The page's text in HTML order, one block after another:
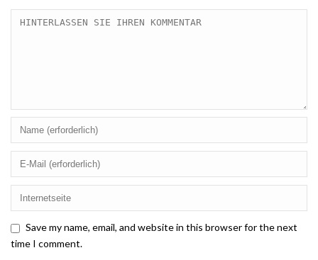
Save my name, email, and website in this browser for the next
time I comment.